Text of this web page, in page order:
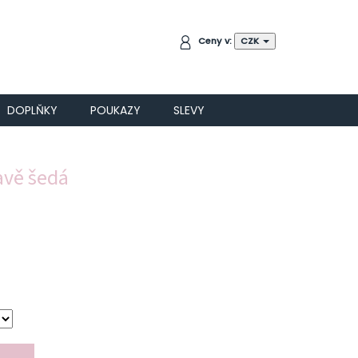
NÁKUPNÍCeny v: CZK
DOPLŇKY POUKAZY SLEVY
šedá